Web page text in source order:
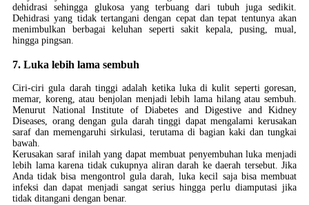
dehidrasi sehingga glukosa yang terbuang dari tubuh juga sedikit.
Dehidrasi yang tidak tertangani dengan cepat dan tepat tentunya akan
menimbulkan berbagai keluhan seperti sakit kepala, pusing, mual,
hingga pingsan.
7. Luka lebih lama sembuh
Ciri-ciri gula darah tinggi adalah ketika luka di kulit seperti goresan,
memar, koreng, atau benjolan menjadi lebih lama hilang atau sembuh.
Menurut National Institute of Diabetes and Digestive and Kidney
Diseases, orang dengan gula darah tinggi dapat mengalami kerusakan
saraf dan memengaruhi sirkulasi, terutama di bagian kaki dan tungkai
bawah.
Kerusakan saraf inilah yang dapat membuat penyembuhan luka menjadi
lebih lama karena tidak cukupnya aliran darah ke daerah tersebut. Jika
Anda tidak bisa mengontrol gula darah, luka kecil saja bisa membuat
infeksi dan dapat menjadi sangat serius hingga perlu diamputasi jika
tidak ditangani dengan benar.